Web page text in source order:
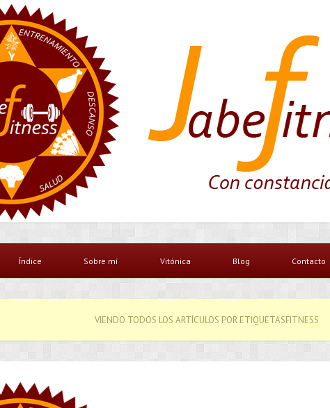
Índice Sobre mí Vitónica Blog Contacto
VIENDO TODOS LOS ARTÍCULOS POR ETIQUETASFITNESS